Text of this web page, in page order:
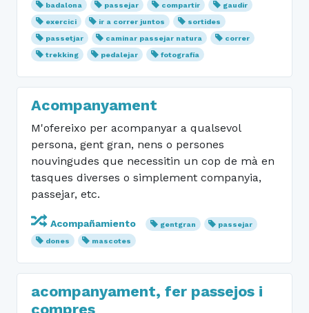
badalona passejar compartir
gaudir
exercici
ir a correr juntos
sortides
passetjar
caminar passejar natura
correr
trekking
pedalejar fotografía
Acompanyament
M'ofereixo per acompanyar a qualsevol
persona, gent gran, nens o persones
nouvingudes que necessitin un cop de mà en
tasques diverses o simplement companyia,
passejar, etc.
Acompañamiento gentgran
passejar
dones
mascotes
acompanyament, fer passejos i
compres